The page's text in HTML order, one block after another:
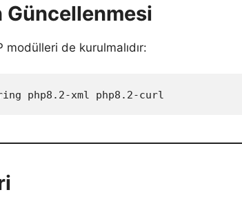
Güncellenmesi
de kurulmalıdır:
php8.2-xml php8.2-curl